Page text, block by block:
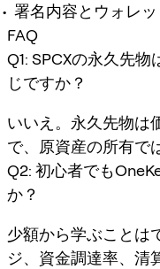
署名内容とウォレッ
FAQ
Q1: SPCXの永久先物
じですか？
いいえ。永久先物は
で、原資産の所有で
Q2: 初心者でも
か？
少額から学ぶことは
ジ、資金調達率、清